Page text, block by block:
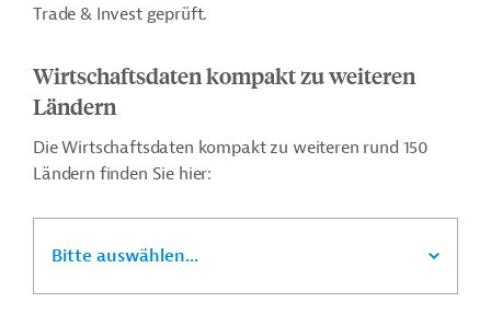
Trade & Invest geprüft.
Wirtschaftsdaten kompakt zu weiteren
Ländern
Die Wirtschaftsdaten kompakt zu weiteren rund 150
Ländern finden Sie hier:
Bitte auswählen...